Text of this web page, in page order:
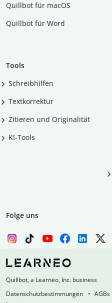
Quillbot für macOS
Quillbot für Word
Tools
Schreibhilfen
Textkorrektur
Zitieren und Originalität
KI-Tools
Folge uns
Quillbot, a Learneo, Inc. business
Datenschutzbestimmungen
AGBs